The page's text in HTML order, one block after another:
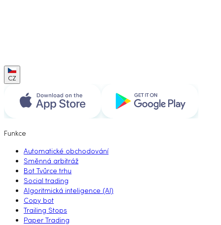
CZ
Funkce
Automatické obchodování
Směnná arbitráž
Bot Tvůrce trhu
Social trading
Algoritmická inteligence (AI)
Copy bot
Trailing Stops
Paper Trading